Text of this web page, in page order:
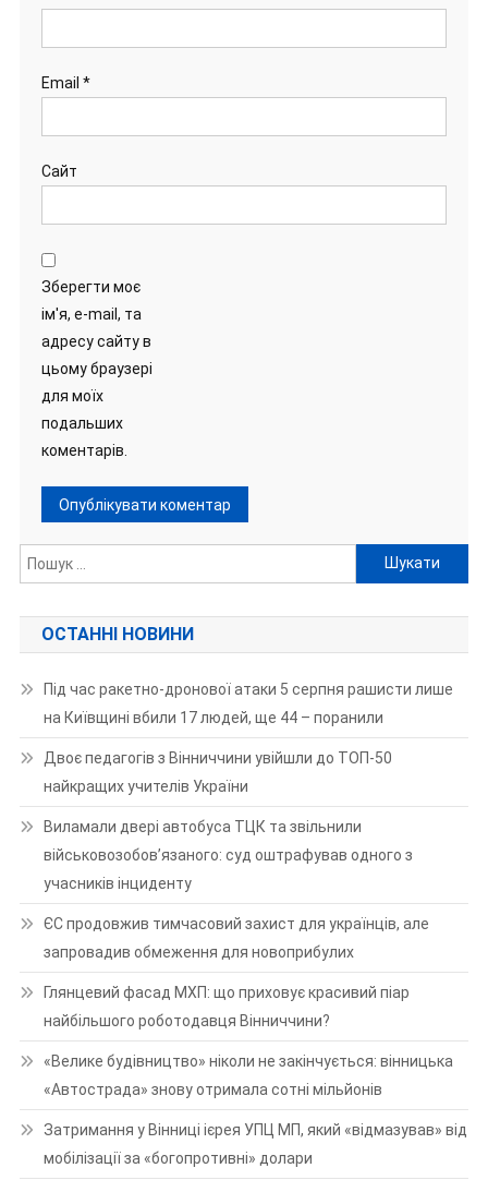
Email *
Сайт
Зберегти моє
ім'я, e-mail, та
адресу сайту в
цьому браузері
для моїх
подальших
коментарів.
Пошук:
ОСТАННІ НОВИНИ
Під час ракетно-дронової атаки 5 серпня рашисти лише
на Київщині вбили 17 людей, ще 44 – поранили
Двоє педагогів з Вінниччини увійшли до ТОП-50
найкращих учителів України
Виламали двері автобуса ТЦК та звільнили
військовозобов’язаного: суд оштрафував одного з
учасників інциденту
ЄС продовжив тимчасовий захист для українців, але
запровадив обмеження для новоприбулих
Глянцевий фасад МХП: що приховує красивий піар
найбільшого роботодавця Вінниччини?
«Велике будівництво» ніколи не закінчується: вінницька
«Автострада» знову отримала сотні мільйонів
Затримання у Вінниці ієрея УПЦ МП, який «відмазував» від
мобілізації за «богопротивні» долари